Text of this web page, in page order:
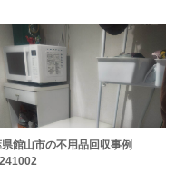
館山市の不用品回収事例